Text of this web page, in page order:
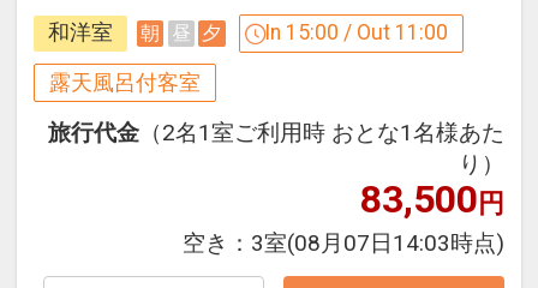
ここがポイント！
●隣接施設ユネッサン内 元湯森の湯 に入
浴いただけます（1泊ごと）
※休館日はホームページにてご確認くだ
※旅行代金に含まれます。
和洋室 朝 昼 夕 In 15:00 / Out 11:00
露天風呂付客室
旅行代金 （2名1室ご利用時 おとな1名様あた
り）
83,500円
空き： 3室(08月07日14:03時点)